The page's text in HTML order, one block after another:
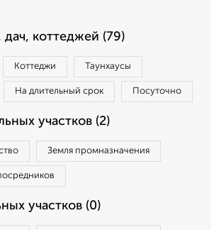
коттеджей (79)
Коттеджи Таунхаусы
На длительный срок Посуточно
участков (2)
Земля промназначения
участков (0)